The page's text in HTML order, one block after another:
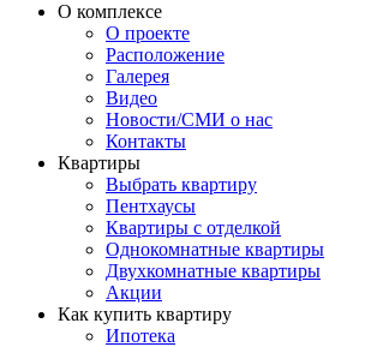
О комплексе
О проекте
Расположение
Галерея
Видео
Новости/СМИ о нас
Контакты
Квартиры
Выбрать квартиру
Пентхаусы
Квартиры с отделкой
Однокомнатные квартиры
Двухкомнатные квартиры
Акции
Как купить квартиру
Ипотека